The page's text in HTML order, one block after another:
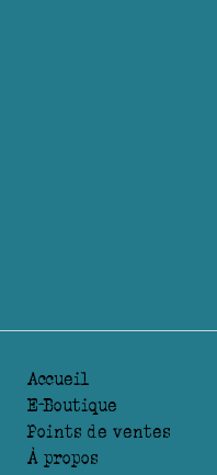
Accueil
E-Boutique
Points de ventes
À propos